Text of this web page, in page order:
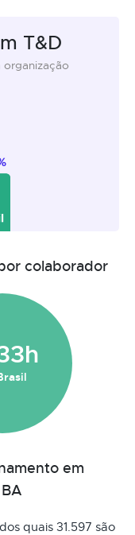
T&D
colaborador
em
quais 31.597 são